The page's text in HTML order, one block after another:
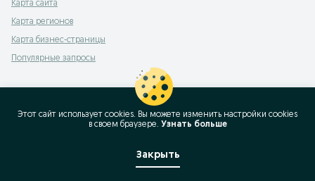
Карта сайта
Карта регионов
Карта бизнес-страницы
Популярные запросы
Этот сайт использует cookies. Вы можете изменить настройки cookies
в своeм браузере. Узнать больше
Закрыть